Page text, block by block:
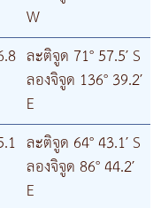
W
ละติจูด 71° 57.5′ S
ลองจิจูด 136° 39.2′
E
ละติจูด 64° 43.1′ S
ลองจิจูด 86° 44.2′
E